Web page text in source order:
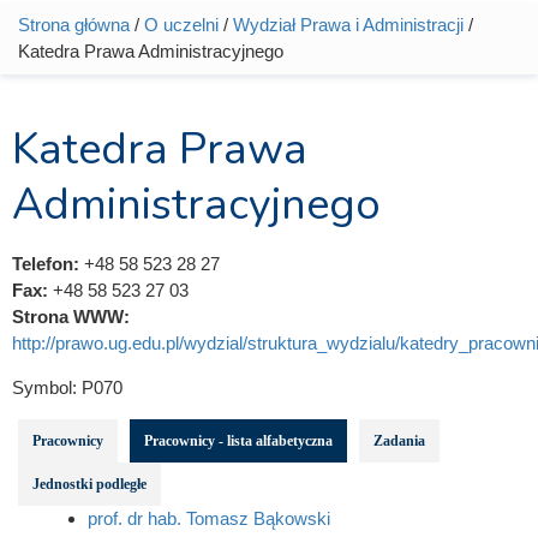
Jesteś tutaj
Strona główna / O uczelni / Wydział Prawa i Administracji /
Katedra Prawa Administracyjnego
Katedra Prawa
Administracyjnego
Telefon: +48 58 523 28 27
Fax: +48 58 523 27 03
Strona WWW:
http://prawo.ug.edu.pl/wydzial/struktura_wydzialu/
Symbol: P070
Pracownicy Pracownicy - lista alfabetyczna Zadania
Jednostki podległe
prof. dr hab. Tomasz Bąkowski